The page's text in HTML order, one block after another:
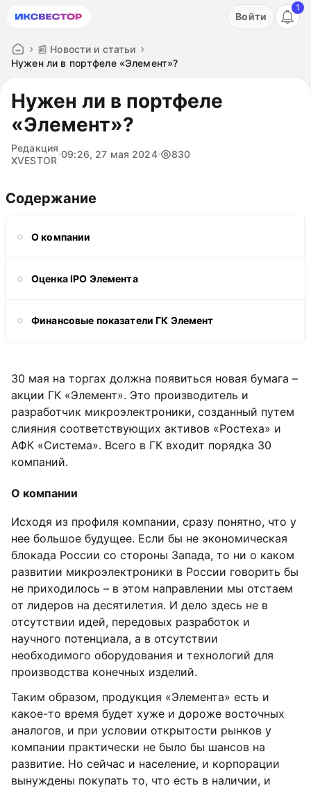
Акция: бесплатный пробный период на 3 дня!
Войти
1
📰 Новости и статьи
Нужен ли в портфеле «Элемент»?
Нужен ли в портфеле
«Элемент»?
Редакция
XVESTOR
09:26, 27 мая 2024 830
Содержание
О компании
Оценка IPO Элемента
Финансовые показатели ГК Элемент
30 мая на торгах должна появиться новая бумага –
акции ГК «Элемент». Это производитель и
разработчик микроэлектроники, созданный путем
слияния соответствующих активов «Ростеха» и
АФК «Система». Всего в ГК входит порядка 30
компаний.
О компании
Исходя из профиля компании, сразу понятно, что у
нее большое будущее. Если бы не экономическая
блокада России со стороны Запада, то ни о каком
развитии микроэлектроники в России говорить бы
не приходилось – в этом направлении мы отстаем
от лидеров на десятилетия. И дело здесь не в
отсутствии идей, передовых разработок и
научного потенциала, а в отсутствии
необходимого оборудования и технологий для
производства конечных изделий.
Таким образом, продукция «Элемента» есть и
какое-то время будет хуже и дороже восточных
аналогов, и при условии открытости рынков у
компании практически не было бы шансов на
развитие. Но сейчас и население, и корпорации
вынуждены покупать то, что есть в наличии, и